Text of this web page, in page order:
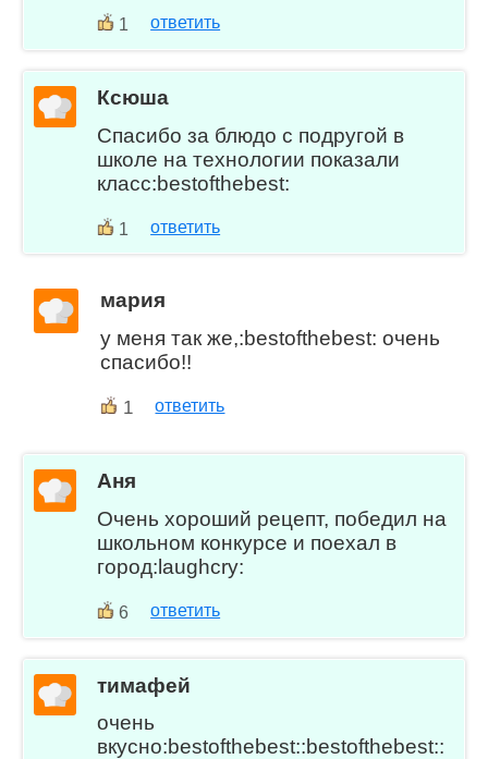
1 ответить
Ксюша
Спасибо за блюдо с подругой в
школе на технологии показали
класс:bestofthebest:
1 ответить
мария
у меня так же,:bestofthebest: очень
спасибо!!
1 ответить
Аня
Очень хороший рецепт, победил на
школьном конкурсе и поехал в
город:laughcry:
6 ответить
тимафей
очень
вкусно:bestofthebest::bestofthebest::